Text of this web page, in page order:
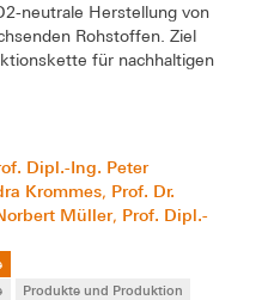
neutrale Herstellung von
Rohstoffen. Ziel
für nachhaltigen
Dipl.-Ing. Peter
Krommes, Prof. Dr.
Müller, Prof. Dipl.-
Produkte und Produktion